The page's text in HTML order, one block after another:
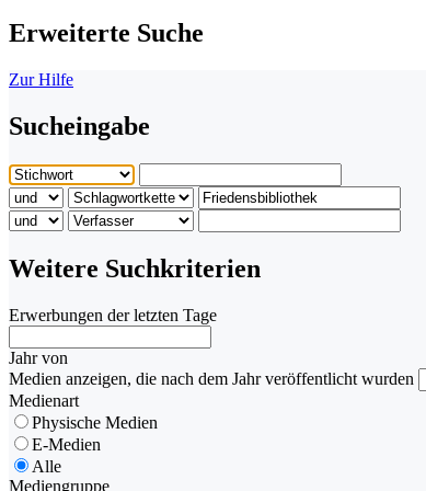
Erweiterte Suche
Zur Hilfe
Sucheingabe
Weitere Suchkriterien
Erwerbungen der letzten Tage
Jahr von
Medien anzeigen, die nach dem Jahr veröffentlicht wurden
Medienart
Physische Medien
E-Medien
Alle
Mediengruppe